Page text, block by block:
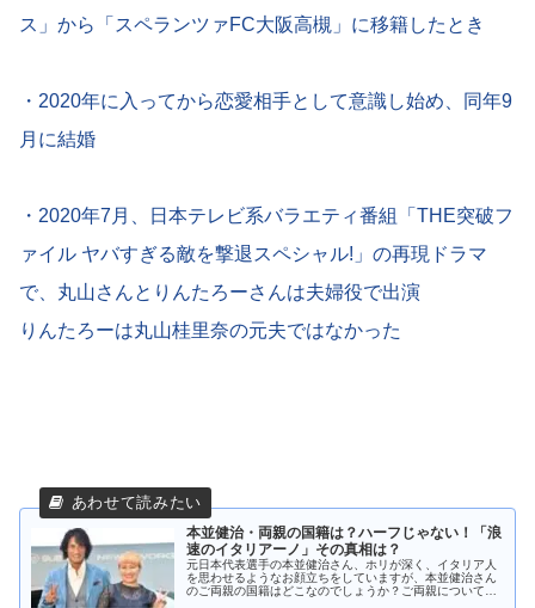
ス」から「スペランツァFC大阪高槻」に移籍したとき
・2020年に入ってから恋愛相手として意識し始め、同年9
月に結婚
・2020年7月、日本テレビ系バラエティ番組「THE突破フ
ァイル ヤバすぎる敵を撃退スペシャル!」の再現ドラマ
で、丸山さんとりんたろーさんは夫婦役で出演
りんたろーは丸山桂里奈の元夫ではなかった
本並健治・両親の国籍は？ハーフじゃない！「浪
速のイタリアーノ」その真相は？
元日本代表選手の本並健治さん、ホリが深く、イタリア人
を思わせるようなお顔立ちをしていますが、本並健治さん
のご両親の国籍はどこなのでしょうか？ご両親についての